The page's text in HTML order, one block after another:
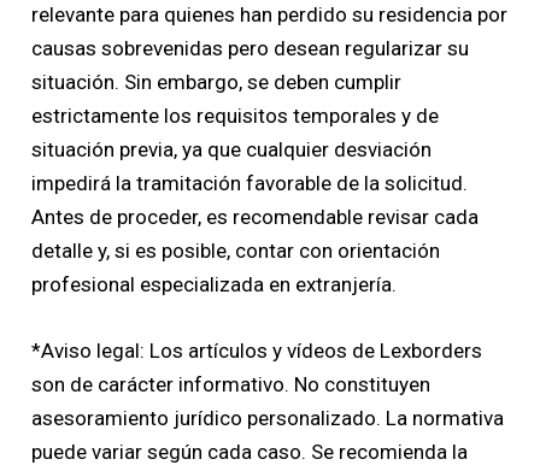
relevante para quienes han perdido su residencia por
causas sobrevenidas pero desean regularizar su
situación. Sin embargo, se deben cumplir
estrictamente los requisitos temporales y de
situación previa, ya que cualquier desviación
impedirá la tramitación favorable de la solicitud.
Antes de proceder, es recomendable revisar cada
detalle y, si es posible, contar con orientación
profesional especializada en extranjería.
*Aviso legal: Los artículos y vídeos de Lexborders
son de carácter informativo. No constituyen
asesoramiento jurídico personalizado. La normativa
puede variar según cada caso. Se recomienda la